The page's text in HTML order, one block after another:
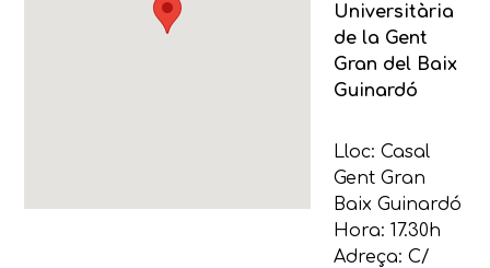
Universitària
de la Gent
Gran del Baix
Guinardó
Lloc: Casal
Gent Gran
Baix Guinardó
Hora: 17.30h
Adreça: C/